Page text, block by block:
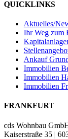
QUICKLINKS
Aktuelles/
Ihr Weg zum
Ankauf
Immobilien
Immobilien
Immobilien
FRANKFURT
cds Wohnbau
Kaiserstraße 35 |